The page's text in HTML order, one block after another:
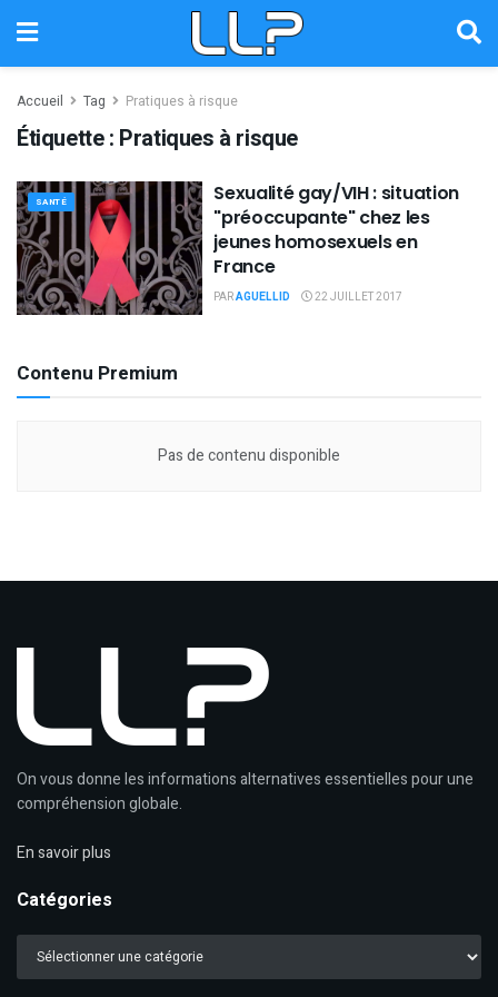
Accueil Tag Pratiques à risque
Étiquette : Pratiques à risque
SANTÉ
Sexualité gay/VIH : situation
"préoccupante" chez les
jeunes homosexuels en
France
PARAGUELLID 22 JUILLET 2017
Contenu Premium
Pas de contenu disponible
On vous donne les informations alternatives essentielles pour une
compréhension globale.
En savoir plus
Catégories
Catégories